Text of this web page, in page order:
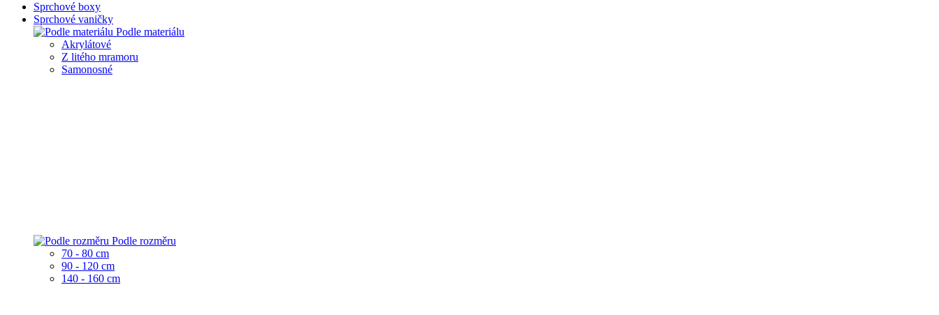
Sprchové boxy
Sprchové vaničky
Podle materiálu
Akrylátové
Z litého mramoru
Samonosné
Podle rozměru
70 - 80 cm
90 - 120 cm
140 - 160 cm